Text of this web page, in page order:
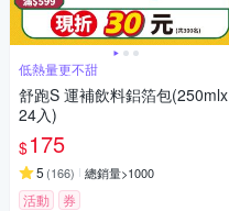
低熱量更不甜
舒跑S 運補飲料鋁箔包(250mlx
24入)
$175
5 (166) 總銷量>1000
活動 券